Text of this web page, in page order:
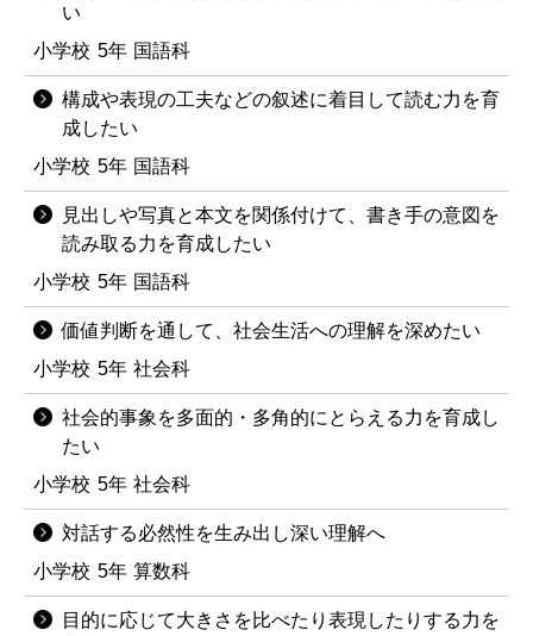
い
小学校 5年 国語科
構成や表現の工夫などの叙述に着目して読む力を育
成したい
小学校 5年 国語科
見出しや写真と本文を関係付けて、書き手の意図を
読み取る力を育成したい
小学校 5年 国語科
価値判断を通して、社会生活への理解を深めたい
小学校 5年 社会科
社会的事象を多面的・多角的にとらえる力を育成し
たい
小学校 5年 社会科
対話する必然性を生み出し深い理解へ
小学校 5年 算数科
目的に応じて大きさを比べたり表現したりする力を